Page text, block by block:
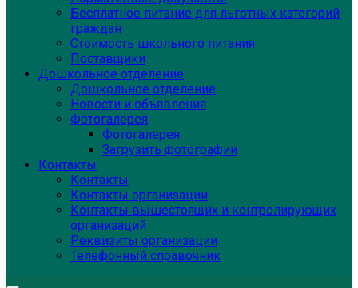
Бесплатное питание для льготных категорий
граждан
Стоимость школьного питания
Поставщики
Дошкольное отделение
Дошкольное отделение
Новости и объявления
Фотогалерея
Фотогалерея
Загрузить фотографии
Контакты
Контакты
Контакты организации
Контакты вышестоящих и контролирующих
организаций
Реквизиты организации
Телефонный справочник